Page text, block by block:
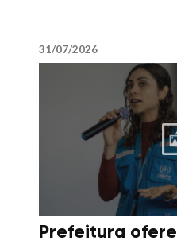
31/07/2026
Prefeitura